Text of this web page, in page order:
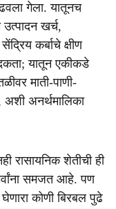
गेला. यातूनच
खर्च,
सेंद्रिय कर्बाचे क्षीण
यातून एकीकडे
माती-पाणी-
अशी अनर्थमालिका
रासायनिक शेतीची ही
समजत आहे. पण
कोणी बिरबल पुढे